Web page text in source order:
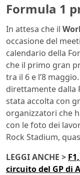
Formula 1
In attesa che il
occasione del
calendario della
che il primo gran
tra il 6 e l’8
direttamente dalla
stata accolta con
organizzatori che
con le foto dei
Rock Stadium,
LEGGI ANCHE >
circuito del GP di